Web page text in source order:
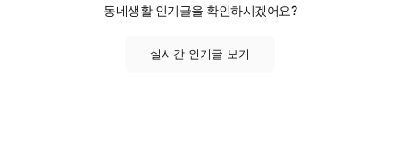
동네생활 인기글을 확인하시겠어요?
실시간 인기글 보기